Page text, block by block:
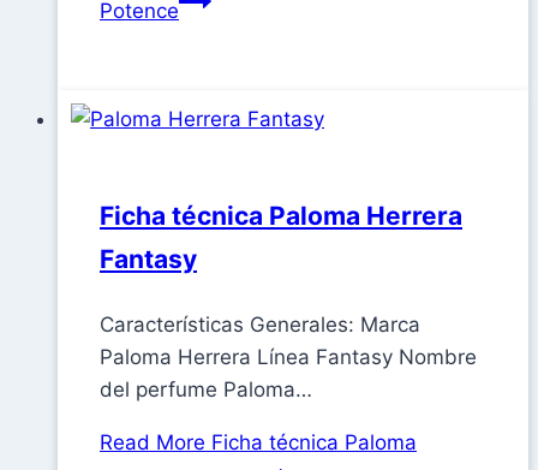
Potence
Ficha técnica Paloma Herrera
Fantasy
Características Generales: Marca
Paloma Herrera Línea Fantasy Nombre
del perfume Paloma…
Read More Ficha técnica Paloma